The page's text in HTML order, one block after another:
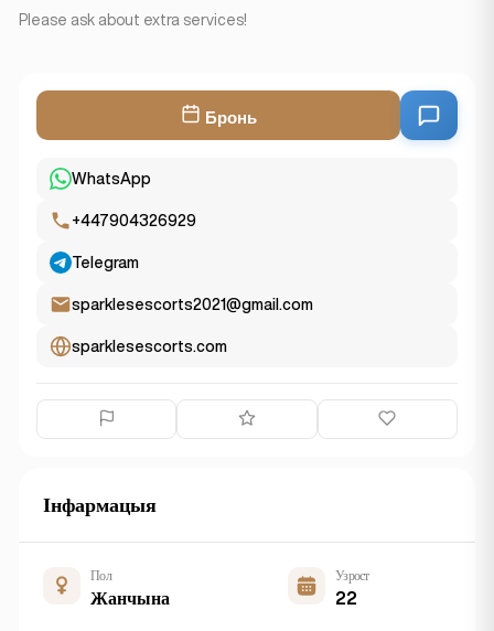
Please ask about extra services!
Бронь
WhatsApp
+447904326929
Telegram
sparklesescorts2021@gmail.com
sparklesescorts.com
Інфармацыя
Пол
Жанчына
Узрост
22